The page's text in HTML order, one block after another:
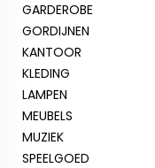
GARDEROBE
GORDIJNEN
KANTOOR
KLEDING
LAMPEN
MEUBELS
MUZIEK
SPEELGOED